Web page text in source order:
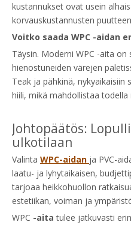
kustannukset ovat usein
korvauskustannusten
Voitko saada WPC -aidan
Täysin. Moderni WPC -aita on
hienostuneiden värejen
Teak ja pähkinä, nykyaikaisiin
hiili, mikä mahdollistaa
Johtopäätös:
ulkotilaan
Valinta WPC-aidan ja PVC-
laatu- ja lyhytaikaisen,
tarjoaa heikkohuollon
estetiikan, voiman ja
WPC -aitatulee jatkuvasti